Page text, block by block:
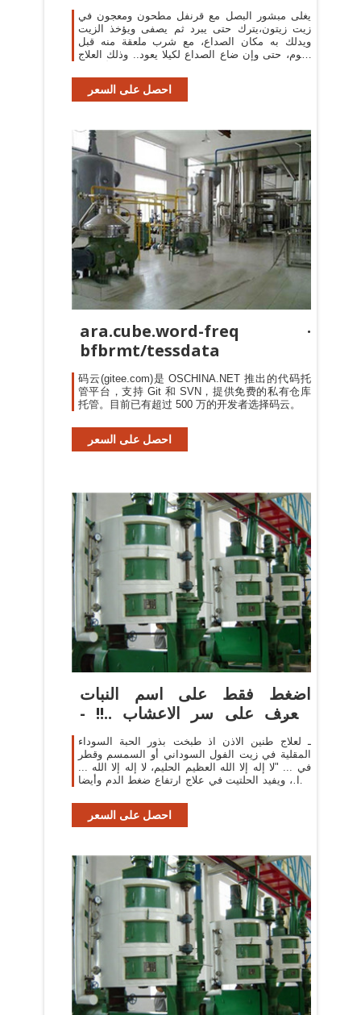
يغلى مبشور البصل مع قرنفل مطحون ومعجون في
زيت زيتون،يترك حتى يبرد ثم يصفى ويؤخذ الزيت
ويدلك به مكان الصداع، مع شرب ملعقة منه قبل
النوم، حتى وإن ضاع الصداع لكيلا يعود.. وذلك العلاج
احصل على السعر
ara.cube.word-freq ·
bfbrmt/tessdata
码云(gitee.com)是 OSCHINA.NET 推出的代码托
管平台，支持 Git 和 SVN，提供免费的私有仓库
托管。目前已有超过 500 万的开发者选择码云。
احصل على السعر
اضغط فقط على اسم النبات
وتعرف على سر الاعشاب ..!! -
صفحة 2
ـ لعلاج طنين الاذن اذ طبخت بذور الحبة السوداء
المقلية في زيت الفول السوداني أو السمسم وقطر
في ... "لا إله إلا الله العظيم الحليم، لا إله إلا الله ...
هذا ، ويفيد الحلتيت في علاج ارتفاع ضغط الدم وأيضا
احصل على السعر